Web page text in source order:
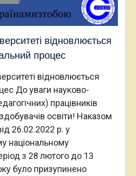
відновлюється
процес
відновлюється
До уваги науково-
працівників
освіти! Наказом
26.02.2022 р. у
національному
з 28 лютого до 13
було призупинено